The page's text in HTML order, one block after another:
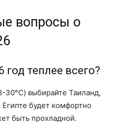
вопросы о
год теплее всего?
выбирайте Таиланд,
будет комфортно
быть прохладной.